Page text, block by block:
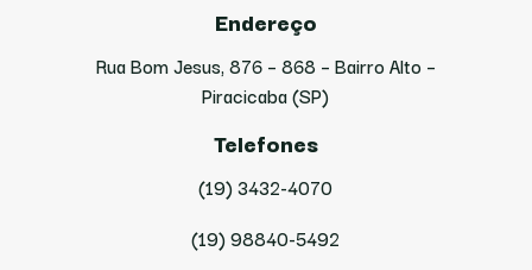
Endereço
Rua Bom Jesus, 876 – 868 – Bairro Alto –
Piracicaba (SP)
Telefones
(19) 3432-4070
(19) 98840-5492